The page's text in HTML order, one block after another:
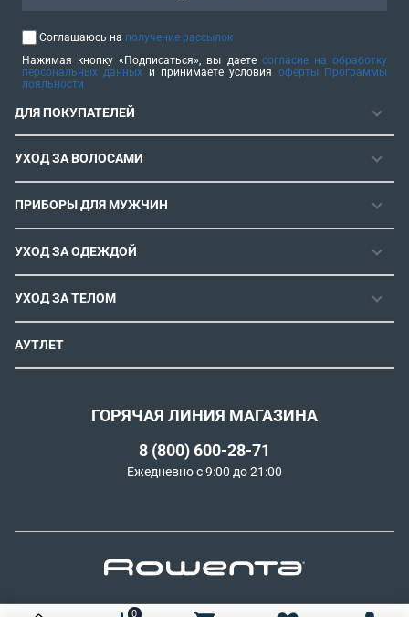
0
ДЛЯ ПОКУПАТЕЛЕЙ
ГАРАНТИЯ
РЕМОНТОПРИГОДНОСТЬ
ИНСТРУКЦИИ И FAQ
КОНТАКТЫ И РЕКВИЗИТЫ
СПОСОБЫ ОПЛАТЫ
УСЛОВИЯ ДОСТАВКИ
ОБМЕН И ВОЗВРАТ
РЕКОМЕНДАТЕЛЬНЫЕ ТЕХНОЛОГИИ
УХОД ЗА ВОЛОСАМИ
ФЕНЫ
ФЕН-ЩЕТКИ
СТАЙЛЕРЫ
ВОССТАНОВЛЕНИЕ ВОЛОС
ULTIMATE EXPERIENCE
ROWENTA X KARL LAGERFELD
ПРИБОРЫ ДЛЯ МУЖЧИН
МАШИНКИ ДЛЯ СТРИЖКИ
ТРИММЕРЫ
УХОД ЗА ОДЕЖДОЙ
ПАРОГЕНЕРАТОРЫ
УТЮГИ
УХОД ЗА ТЕЛОМ
ЭПИЛЯТОРЫ
АУТЛЕТ
Соглашаюсь на получение рассылок
Нажимая кнопку «Подписаться», вы даете согласие на обработку
персональных данных и принимаете условия оферты Программы
лояльности
ГОРЯЧАЯ ЛИНИЯ МАГАЗИНА
8 (800) 600-28-71
Ежедневно с 9:00 до 21:00